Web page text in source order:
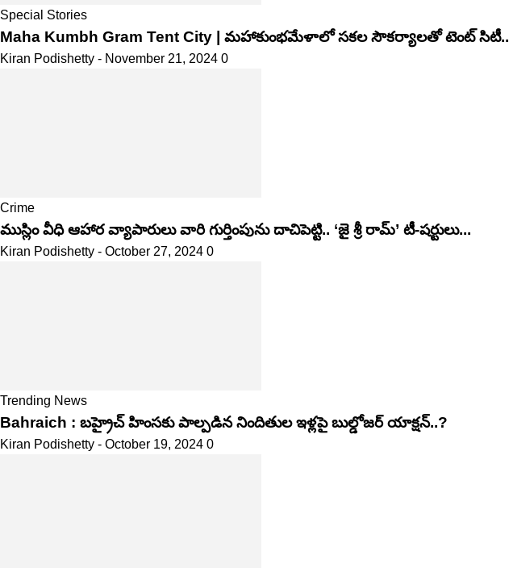
Special Stories
Maha Kumbh Gram Tent City | మ‌హాకుంభ‌మేళాలో సకల సౌకర్యాలతో టెంట్ సిటీ..
Kiran Podishetty - November 21, 2024 0
Crime
ముస్లిం వీధి ఆహార వ్యాపారులు వారి గుర్తింపును దాచిపెట్టి.. ‘జై శ్రీ రామ్’ టీ-షర్టులు...
Kiran Podishetty - October 27, 2024 0
Trending News
Bahraich : బ‌హ్రైచ్ హింసకు పాల్పడిన నిందితుల ఇళ్లపై బుల్డోజ‌ర్ యాక్షన్..?
Kiran Podishetty - October 19, 2024 0